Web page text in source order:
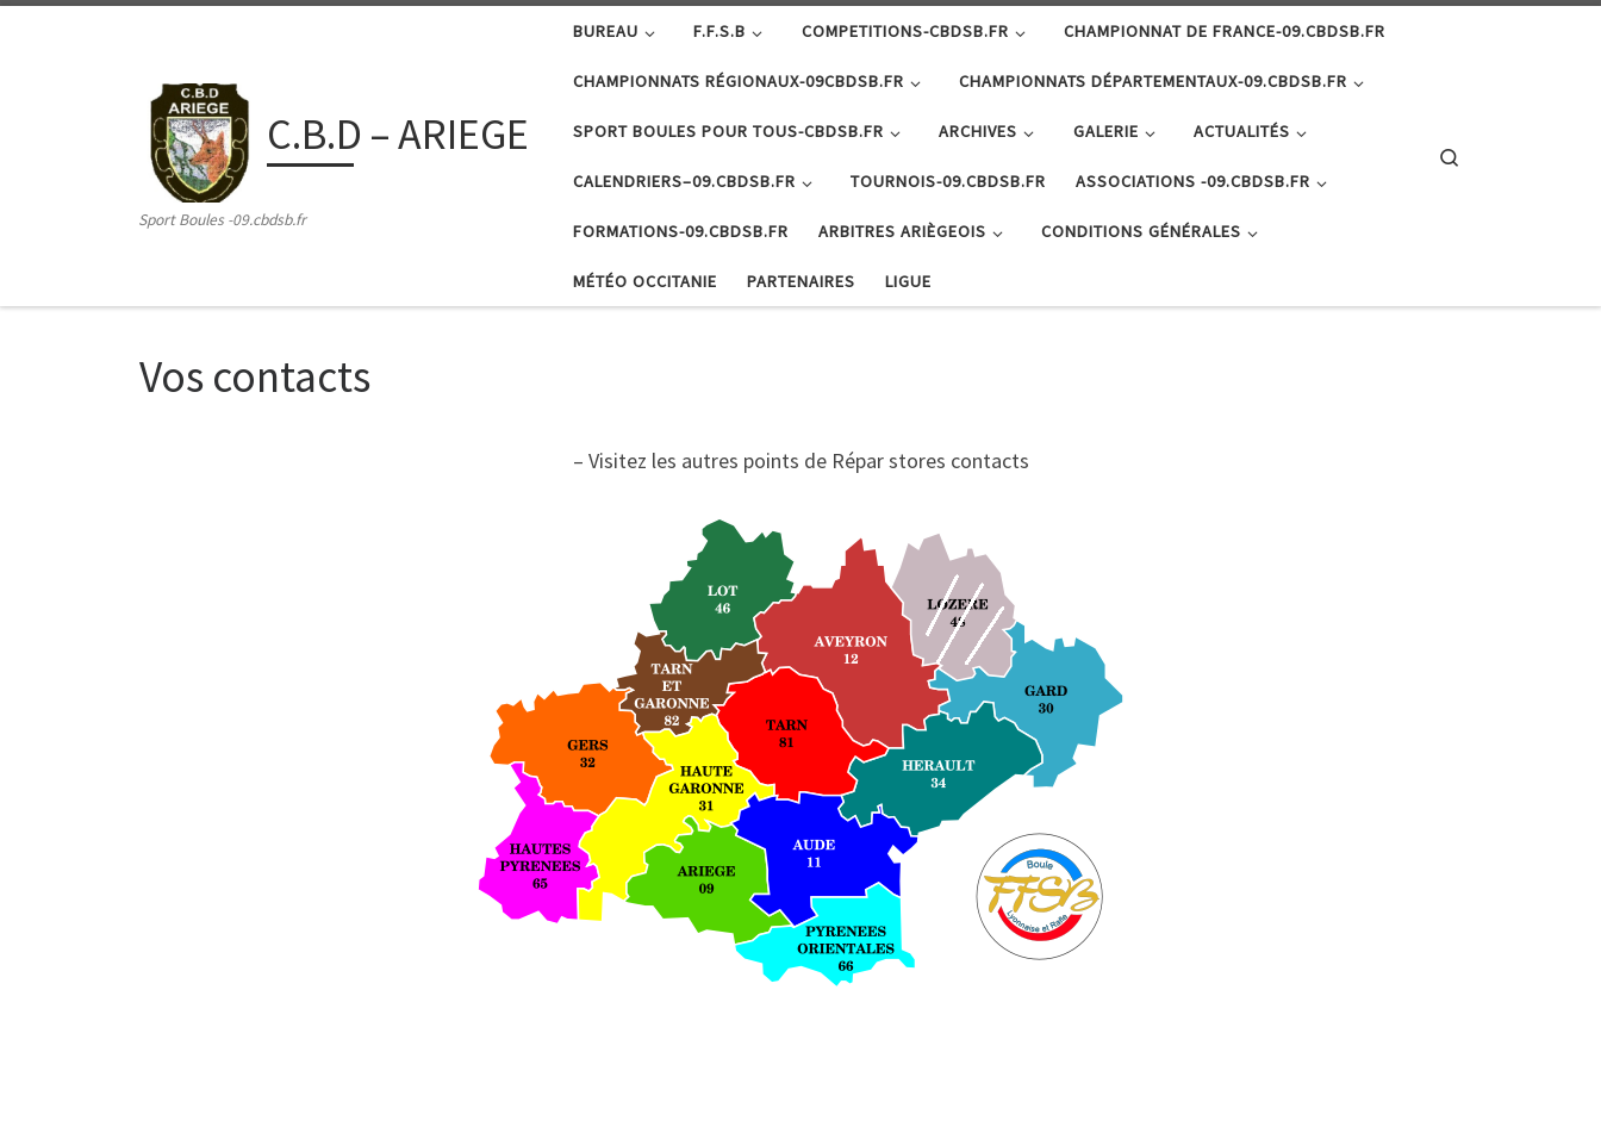
C.B.D – ARIEGE
Sport Boules -09.cbdsb.fr
BUREAU F.F.S.B COMPETITIONS-CBDSB.FR CHAMPIONNAT DE FRANCE-09.CBDSB.FR
CHAMPIONNATS RÉGIONAUX-09CBDSB.FR CHAMPIONNATS DÉPARTEMENTAUX-09.CBDSB.FR
SPORT BOULES POUR TOUS-CBDSB.FR ARCHIVES GALERIE ACTUALITÉS
CALENDRIERS–09.CBDSB.FR TOURNOIS-09.CBDSB.FR ASSOCIATIONS -09.CBDSB.FR
FORMATIONS-09.CBDSB.FR ARBITRES ARIÈGEOIS CONDITIONS GÉNÉRALES
MÉTÉO OCCITANIE PARTENAIRES LIGUE
Vos contacts
– Visitez les autres points de Répar stores contacts